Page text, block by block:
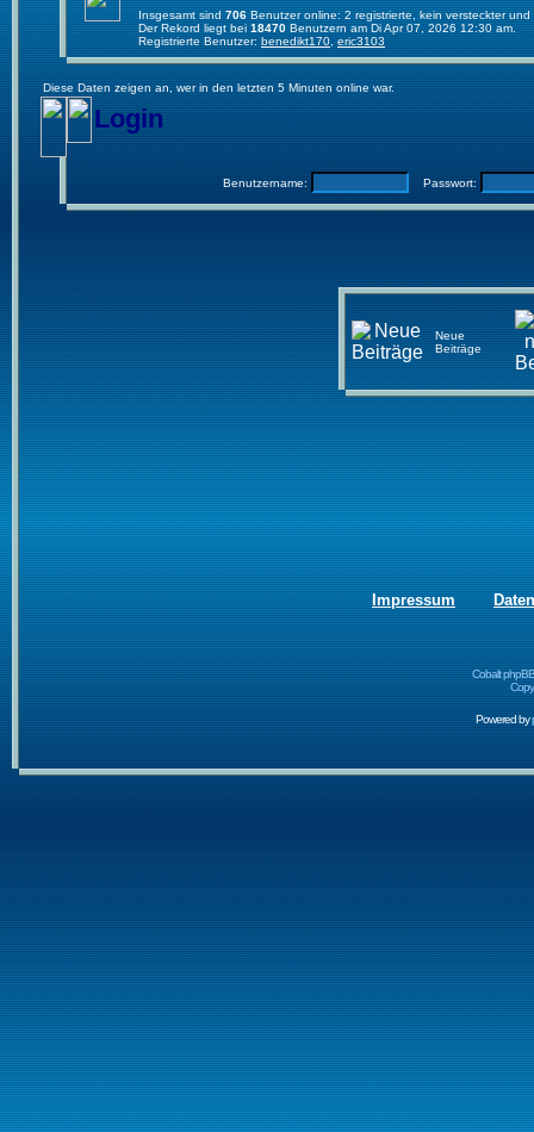
Insgesamt sind 706 Benutzer online: 2 registrierte, kein versteckter
Der Rekord liegt bei 18470 Benutzern am Di Apr 07, 2026 12:30 am.
Registrierte Benutzer: benedikt170 eric3103
Diese Daten zeigen an, wer in den letzten 5 Minuten online war.
Login
Benutzername: Passwort:
Neue
Beiträge
Impressum
Cobalt
Powered by